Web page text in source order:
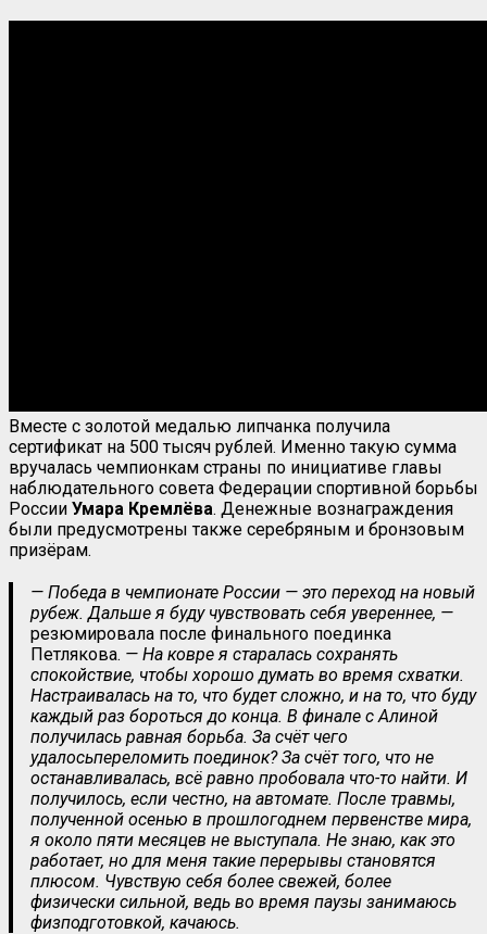
Вместе с золотой медалью липчанка получила
сертификат на 500 тысяч рублей. Именно такую сумма
вручалась чемпионкам страны по инициативе главы
наблюдательного совета Федерации спортивной борьбы
России Умара Кремлёва. Денежные вознаграждения
были предусмотрены также серебряным и бронзовым
призёрам.
— Победа в чемпионате России — это переход на новый
рубеж. Дальше я буду чувствовать себя увереннее, —
резюмировала после финального поединка
Петлякова. — На ковре я старалась сохранять
спокойствие, чтобы хорошо думать во время схватки.
Настраивалась на то, что будет сложно, и на то, что буду
каждый раз бороться до конца. В финале с Алиной
получилась равная борьба. За счёт чего
удалосьпереломить поединок? За счёт того, что не
останавливалась, всё равно пробовала что-то найти. И
получилось, если честно, на автомате. После травмы,
полученной осенью в прошлогоднем первенстве мира,
я около пяти месяцев не выступала. Не знаю, как это
работает, но для меня такие перерывы становятся
плюсом. Чувствую себя более свежей, более
физически сильной, ведь во время паузы занимаюсь
физподготовкой, качаюсь.